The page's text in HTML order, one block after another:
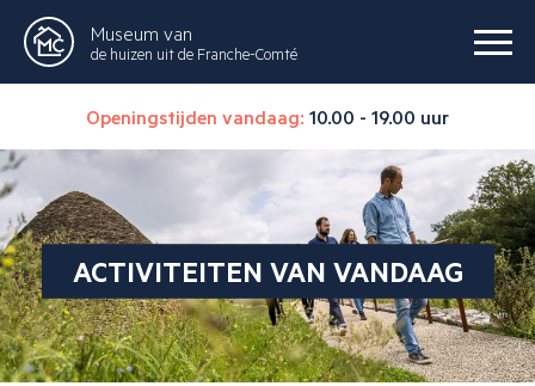
Museum van
de huizen uit de Franche-Comté
Openingstijden vandaag: 10.00 - 19.00 uur
ACTIVITEITEN VAN VANDAAG